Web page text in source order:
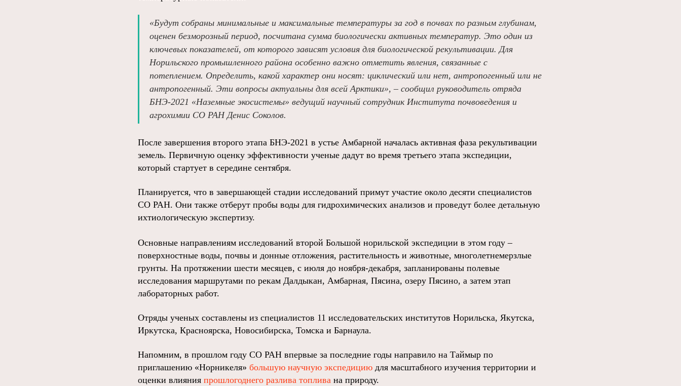
«Будут собраны минимальные и максимальные температуры за год в почвах по разным глубинам,
оценен безморозный период, посчитана сумма биологически активных температур. Это один из
ключевых показателей, от которого зависят условия для биологической рекультивации. Для
Норильского промышленного района особенно важно отметить явления, связанные с
потеплением. Определить, какой характер они носят: циклический или нет, антропогенный или не
антропогенный. Эти вопросы актуальны для всей Арктики», – сообщил руководитель отряда
БНЭ-2021 «Наземные экосистемы» ведущий научный сотрудник Института почвоведения и
агрохимии СО РАН Денис Соколов.
После завершения второго этапа БНЭ-2021 в устье Амбарной началась активная фаза рекультивации
земель. Первичную оценку эффективности ученые дадут во время третьего этапа экспедиции,
который стартует в середине сентября.
Планируется, что в завершающей стадии исследований примут участие около десяти специалистов
СО РАН. Они также отберут пробы воды для гидрохимических анализов и проведут более детальную
ихтиологическую экспертизу.
Основные направлениям исследований второй Большой норильской экспедиции в этом году –
поверхностные воды, почвы и донные отложения, растительность и животные, многолетнемерзлые
грунты. На протяжении шести месяцев, с июля до ноября-декабря, запланированы полевые
исследования маршрутами по рекам Далдыкан, Амбарная, Пясина, озеру Пясино, а затем этап
лабораторных работ.
Отряды ученых составлены из специалистов 11 исследовательских институтов Норильска, Якутска,
Иркутска, Красноярска, Новосибирска, Томска и Барнаула.
Напомним, в прошлом году СО РАН впервые за последние годы направило на Таймыр по
приглашению «Норникеля» большую научную экспедицию для масштабного изучения территории и
оценки влияния прошлогоднего разлива топлива на природу.